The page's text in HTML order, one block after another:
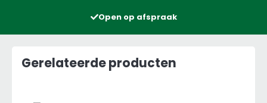
Open op afspraak
Gerelateerde producten